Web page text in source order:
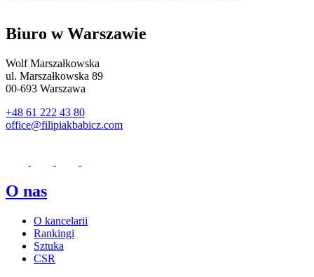
Biuro w Warszawie
Wolf Marszałkowska
ul. Marszałkowska 89
00-693 Warszawa
+48 61 222 43 80
office@filipiakbabicz.com
O nas
O kancelarii
Rankingi
Sztuka
CSR